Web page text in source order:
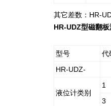
其它差数：HR-
HR-UDZ型磁翻
型号
代
HR-UDZ-
液位计类别
1
3